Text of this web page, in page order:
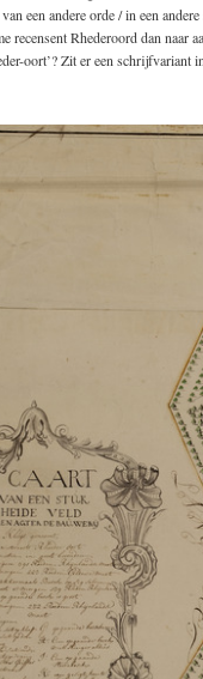
een andere orde / in een
recensent Rhederoord dan naar
oort’? Zit er een schrijfvariant